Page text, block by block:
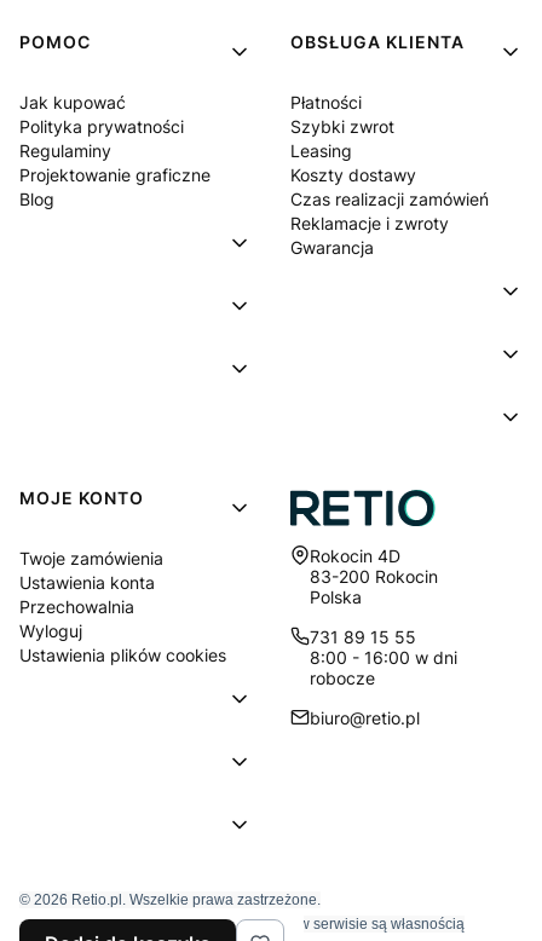
POMOC
Jak kupować
Polityka prywatności
Regulaminy
Projektowanie graficzne
Blog
OBSŁUGA KLIENTA
Płatności
Szybki zwrot
Leasing
Koszty dostawy
Czas realizacji zamówień
Reklamacje i zwroty
Gwarancja
MOJE KONTO
Twoje zamówienia
Ustawienia konta
Przechowalnia
Wyloguj
Ustawienia plików cookies
Adres:
Rokocin 4D
83-200 Rokocin
Polska
731 89 15 55
8:00 - 16:00 w dni
robocze
biuro@retio.pl
© 2026 Retio.pl. Wszelkie prawa zastrzeżone.
Znaki towarowe i nazwy firmowe używane w serwisie są własnością